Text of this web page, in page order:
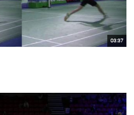
03:37